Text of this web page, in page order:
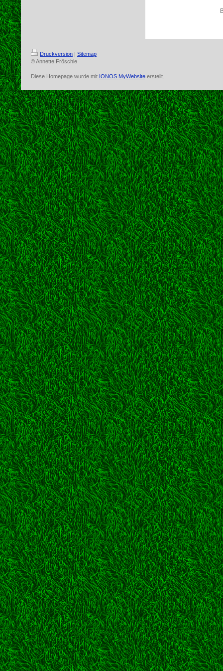
Druckversion | Sitemap
© Annette Fröschle
Diese Homepage wurde mit IONOS MyWebsite erstellt.